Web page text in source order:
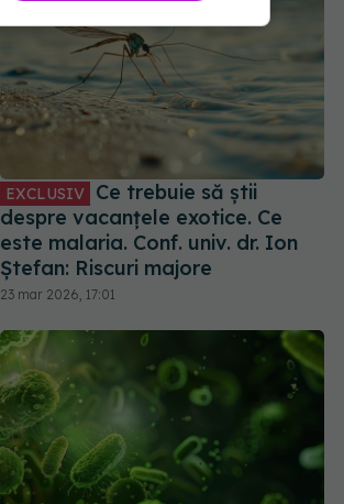
EXCLUSIV
Ce trebuie să știi
despre vacanțele exotice. Ce
este malaria. Conf. univ. dr. Ion
Ștefan: Riscuri majore
23 mar 2026, 17:01